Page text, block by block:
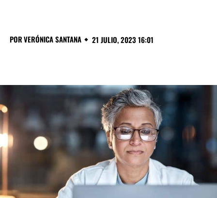
PORVERÓNICA SANTANA 21 JULIO, 2023 16:01